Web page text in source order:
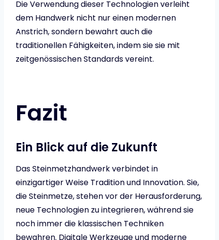
Die Verwendung dieser Technologien verleiht
dem Handwerk nicht nur einen modernen
Anstrich, sondern bewahrt auch die
traditionellen Fähigkeiten, indem sie sie mit
zeitgenössischen Standards vereint.
Fazit
Ein Blick auf die Zukunft
Das Steinmetzhandwerk verbindet in
einzigartiger Weise Tradition und Innovation. Sie,
die Steinmetze, stehen vor der Herausforderung,
neue Technologien zu integrieren, während sie
noch immer die klassischen Techniken
bewahren. Digitale Werkzeuge und moderne